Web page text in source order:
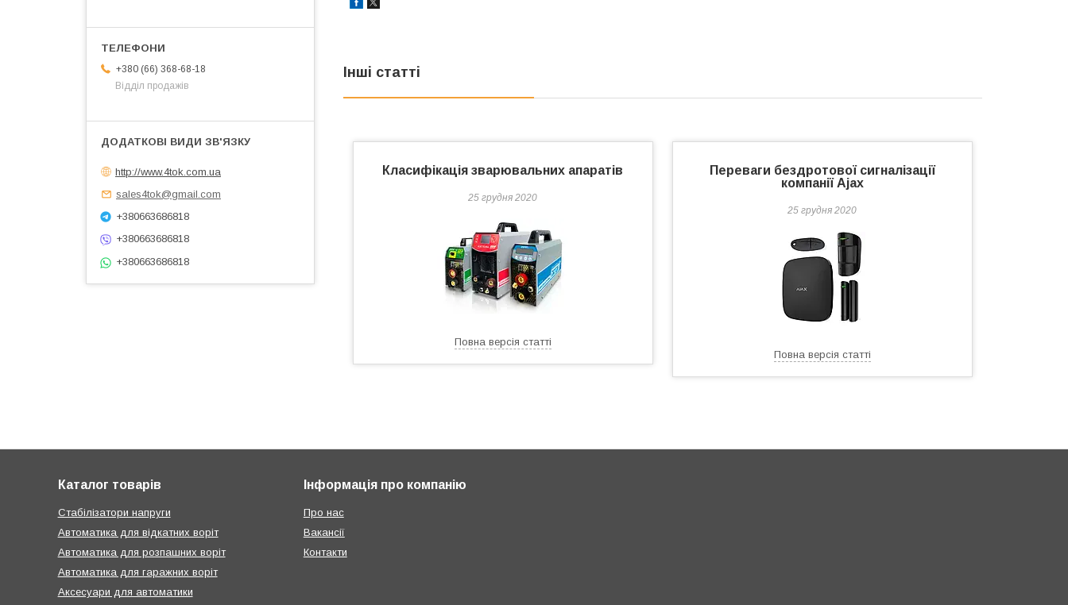
Інші статті
Класифікація зварювальних апаратів
25 грудня 2020
Повна версія статті
Переваги бездротової сигналізації
компанії Ajax
25 грудня 2020
Повна версія статті
+380 (66) 368-68-18
Відділ продажів
http://www.4tok.com.ua
sales4tok@gmail.com
+380663686818
+380663686818
+380663686818
Каталог товарів
Стабілізатори напруги
Автоматика для відкатних воріт
Автоматика для розпашних воріт
Автоматика для гаражних воріт
Аксесуари для автоматики
Інформація про компанію
Про нас
Вакансії
Контакти